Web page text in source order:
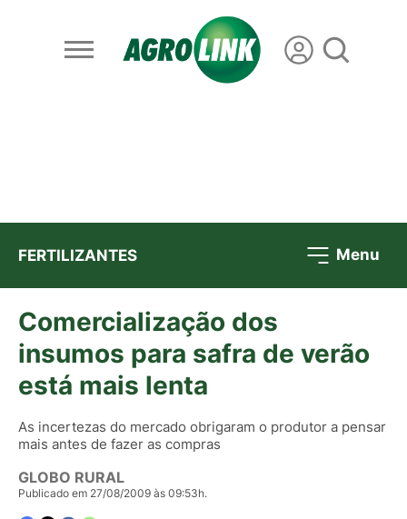
FERTILIZANTES Menu
Comercialização dos
insumos para safra de verão
está mais lenta
As incertezas do mercado obrigaram o produtor a pensar
mais antes de fazer as compras
GLOBO RURAL
Publicado em 27/08/2009 às 09:53h.